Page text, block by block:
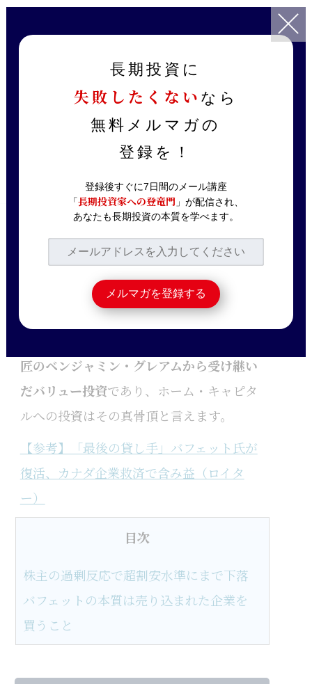
カナダの住宅金融機関救済でわかるバフェット投資の真髄
ニュース解説
カナダの住宅金融機関
救済でわかるバフェッ
ト投資の真髄
バフェットが、経営難に陥ったカナダの住
宅金融機関ホーム・キャピタルに出資し、
すでに90%のリターンをあげたとのことで
す。最近はAmazonやGoogleなどの成長企
匠のベンジャミン・グレアムから受け継い
だバリュー投資であり、ホーム・キャピタ
ルへの投資はその真骨頂と言えます。
【参考】「最後の貸し手」バフェット氏が
復活、カナダ企業救済で含み益（ロイタ
ー）
目次
株主の過剰反応で超割安水準にまで下落
バフェットの本質は売り込まれた企業を
買うこと
長期投資に
失敗したくない なら
無料メルマガの
登録を！
登録後すぐに7日間のメール講座
「長期投資家への登竜門」が配信され、
あなたも長期投資の本質を学べます。